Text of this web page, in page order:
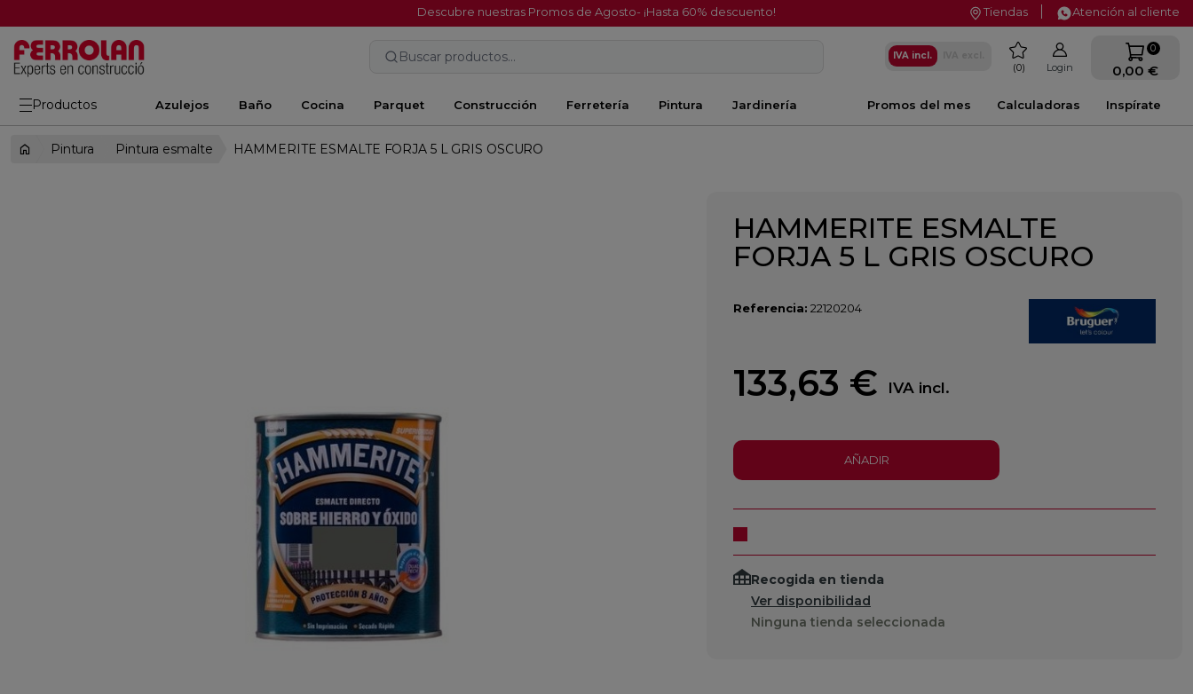
Descubre nuestras Promos de Agosto- ¡Hasta 60% descuento! Tiendas Atención al cliente
Buscar productos... IVA incl. favorite
0 Login
0
0,00 €
Productos Azulejos Baño Cocina Parquet Construcción Ferretería Pintura Jardinería Inspírate
Calculadoras
Promos del mes
Pintura Pintura esmalte HAMMERITE ESMALTE FORJA 5 L GRIS OSCURO
HAMMERITE ESMALTE
FORJA 5 L GRIS OSCURO
Referencia: 22120204
133,63 € IVA incl.
AÑADIR
Recogida en tienda
Ver disponibilidad
Ninguna tienda seleccionada